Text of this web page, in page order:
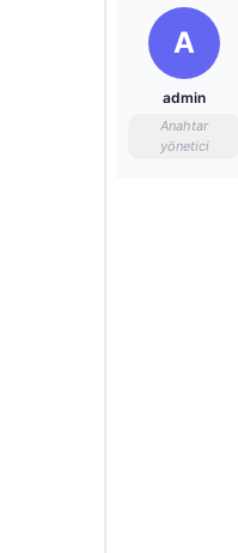
A
admin
Anahtar
yönetici